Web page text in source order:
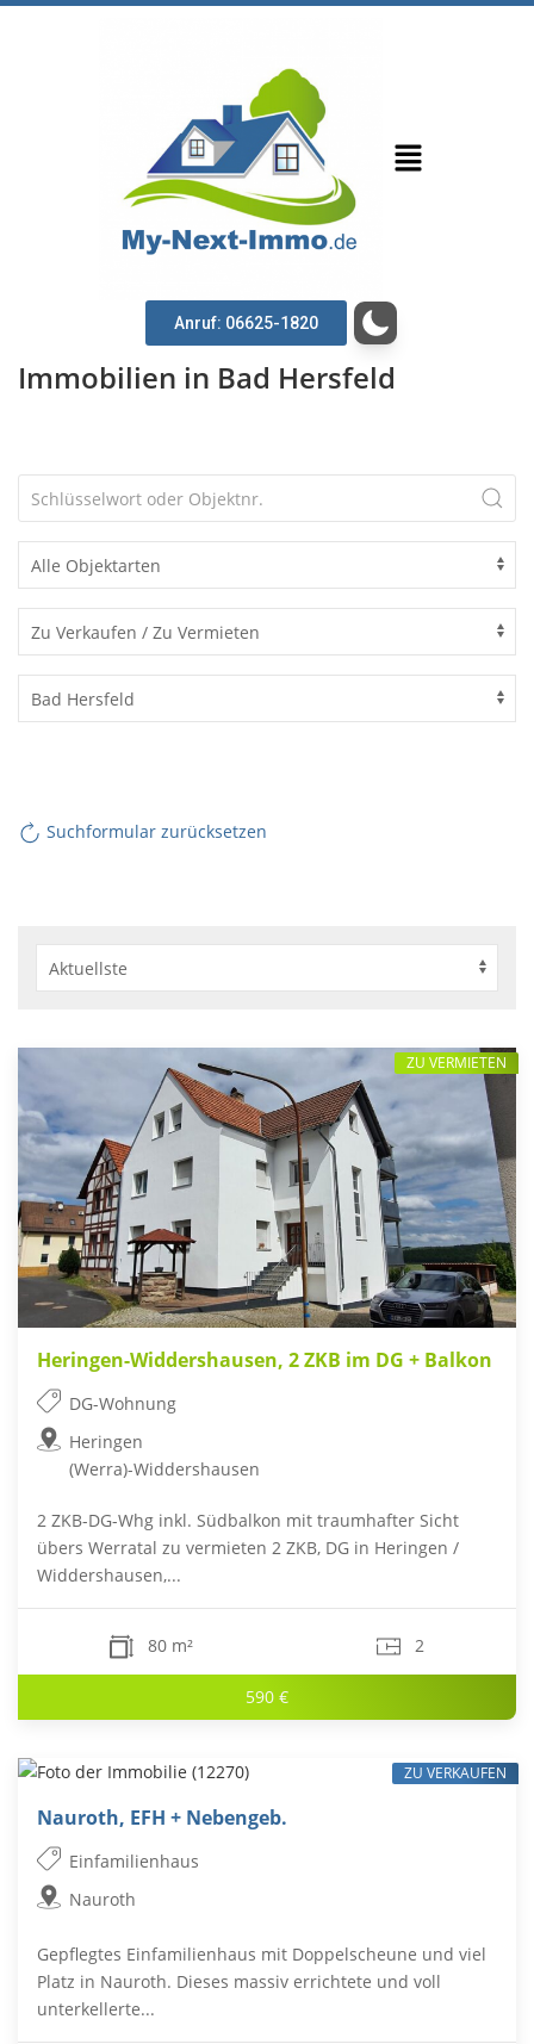
Anruf: 06625-1820
Immobilien in Bad Hersfeld
Suchformular zurücksetzen
Heringen-Widdershausen, 2 ZKB im DG + Balkon
DG-Wohnung
Heringen
(Werra)-Widdershausen
2 ZKB-DG-Whg inkl. Südbalkon mit traumhafter Sicht
übers Werratal zu vermieten 2 ZKB, DG in Heringen /
Widdershausen,...
80 m² 2
590 €
ZU VERMIETEN
Nauroth, EFH + Nebengeb.
Einfamilienhaus
Nauroth
Gepflegtes Einfamilienhaus mit Doppelscheune und viel
Platz in Nauroth. Dieses massiv errichtete und voll
unterkellerte...
ZU VERKAUFEN